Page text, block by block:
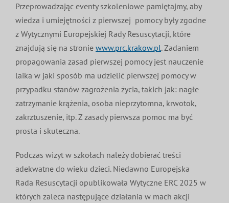
Projekty
100-lecie
Przeprowadzając eventy szkoleniowe pamiętajmy, aby
wiedza i umiejętności z pierwszej pomocy były zgodne
z Wytycznymi Europejskiej Rady Resuscytacji, które
znajdują się na stronie www.prc.krakow.pl. Zadaniem
propagowania zasad pierwszej pomocy jest nauczenie
laika w jaki sposób ma udzielić pierwszej pomocy w
przypadku stanów zagrożenia życia, takich jak: nagłe
zatrzymanie krążenia, osoba nieprzytomna, krwotok,
zakrztuszenie, itp. Z zasady pierwsza pomoc ma być
prosta i skuteczna.
Podczas wizyt w szkołach należy dobierać treści
adekwatne do wieku dzieci. Niedawno Europejska
Rada Resuscytacji opublikowała Wytyczne ERC 2025 w
których zaleca następujące działania w mach akcji